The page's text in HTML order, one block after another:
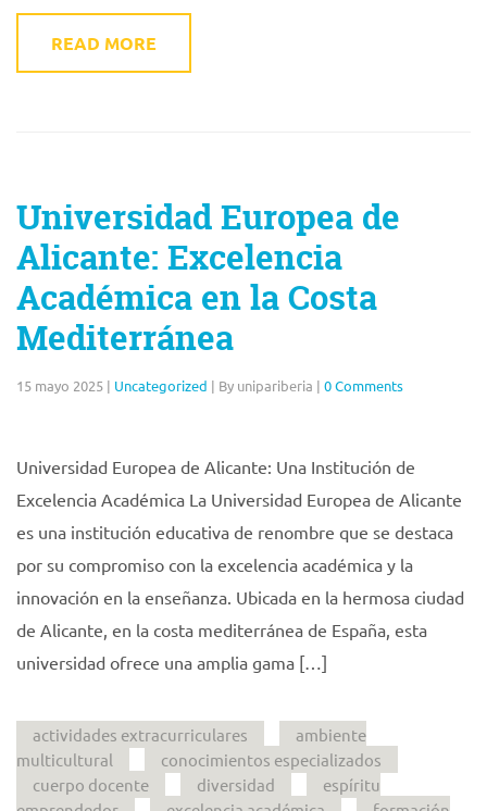
READ MORE
Universidad Europea de
Alicante: Excelencia
Académica en la Costa
Mediterránea
15 mayo 2025 | Uncategorized | By unipariberia | 0 Comments
Universidad Europea de Alicante: Una Institución de
Excelencia Académica La Universidad Europea de Alicante
es una institución educativa de renombre que se destaca
por su compromiso con la excelencia académica y la
innovación en la enseñanza. Ubicada en la hermosa ciudad
de Alicante, en la costa mediterránea de España, esta
universidad ofrece una amplia gama […]
actividades extracurriculares
ambiente
multicultural
conocimientos especializados
cuerpo docente
diversidad
espíritu